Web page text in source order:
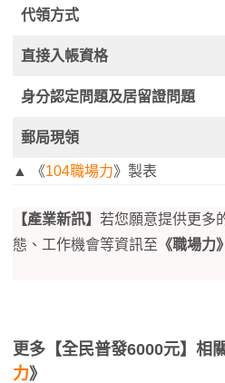
代領方式
直接入帳資格
身分認定問題及居留證問題
郵局現領
▲ 《104職場力》製表
【產業新訊】 若您願意提供更多
態、工作機會等資訊至 《職場力》
更多【全民普發6000元】相
力》